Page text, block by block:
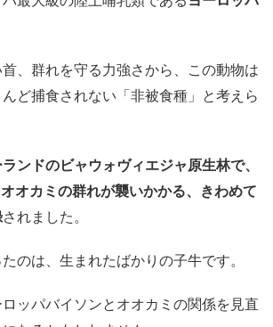
、群れを守る力強さから、この動物は
ど捕食されない「非被食種」と考えら
ンドのビャウォヴィエジャ原生林で、
オカミの群れが襲いかかる、きわめて
されました。
のは、生まれたばかりの子牛です。
ッパバイソンとオオカミの関係を見直